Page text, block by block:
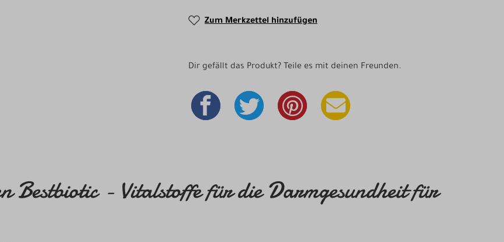
Zum Merkzettel hinzufügen
Dir gefällt das Produkt? Teile es mit deinen Freunden.
Bestbiotic - Vitalstoffe für die Darmgesundheit für